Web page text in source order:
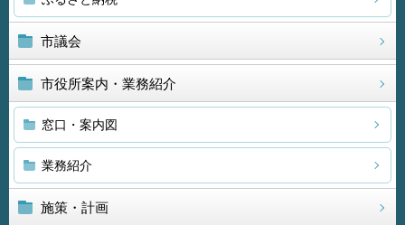
市議会
市役所案内・業務紹介
窓口・案内図
業務紹介
施策・計画